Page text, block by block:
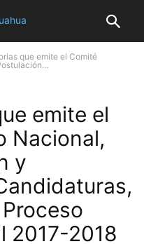
que emite el Comité
emite el
Nacional,
y
2017-2018